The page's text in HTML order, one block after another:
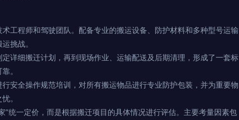
工程师和驾驶团队。配备专业的搬运设备、防护材料和多种型号运输
挑战。
定详细搬迁计划，再到现场作业、运输配送及后期清理，形成了一套标
。
安全操作规范培训，对所有搬运物品进行专业防护包装，并为重要物
。
”统一定价，而是根据搬迁项目的具体情况进行评估。主要考量因素包